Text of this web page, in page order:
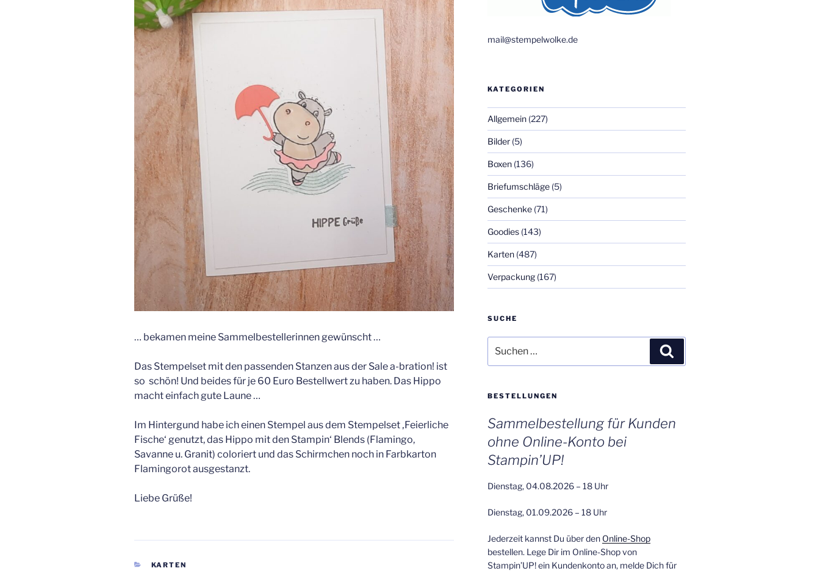
… bekamen meine Sammelbestellerinnen gewünscht …
Das Stempelset mit den passenden Stanzen aus der Sale a-bration! ist
so schön! Und beides für je 60 Euro Bestellwert zu haben. Das Hippo
macht einfach gute Laune …
Im Hintergund habe ich einen Stempel aus dem Stempelset ‚Feierliche
Fische‘ genutzt, das Hippo mit den Stampin‘ Blends (Flamingo,
Savanne u. Granit) coloriert und das Schirmchen noch in Farbkarton
Flamingorot ausgestanzt.
Liebe Grüße!
KATEGORIEN
KARTEN
mail@stempelwolke.de
KATEGORIEN
Allgemein(227)
Bilder(5)
Boxen(136)
Briefumschläge(5)
Geschenke(71)
Goodies(143)
Karten(487)
Verpackung(167)
SUCHE
nach:
BESTELLUNGEN
Sammelbestellung für Kunden
ohne Online-Konto bei
Stampin’UP!
Dienstag, 04.08.2026 – 18 Uhr
Dienstag, 01.09.2026 – 18 Uhr
Jederzeit kannst Du über den Online-Shop
bestellen. Lege Dir im Online-Shop von
Stampin’UP! ein Kundenkonto an, melde Dich für